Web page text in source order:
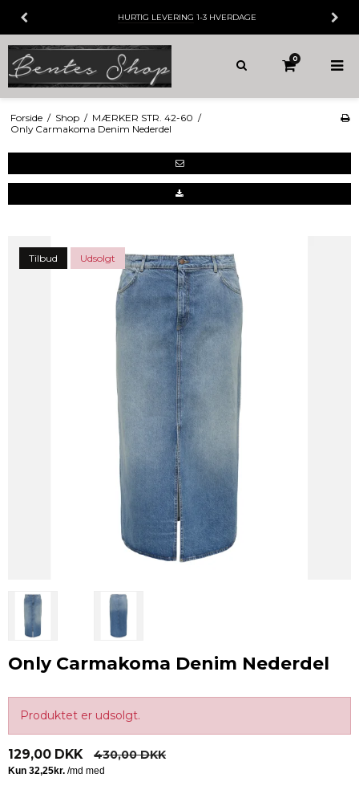
HURTIG LEVERING 1-3 HVERDAGE
0
Forside / Shop / MÆRKER STR. 42-60 /
Only Carmakoma Denim Nederdel
Tilbud Udsolgt
Only Carmakoma Denim Nederdel
Produktet er udsolgt.
129,00 DKK 430,00 DKK